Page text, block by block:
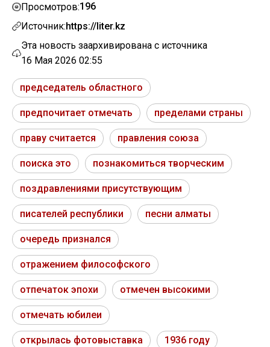
Просмотров:196
Источник:https://liter.kz
Эта новость заархивирована с источника
16 Мая 2026 02:55
председатель областного
предпочитает отмечать пределами страны
праву считается правления союза
поиска это познакомиться творческим
поздравлениями присутствующим
писателей республики песни алматы
очередь признался
отражением философского
отпечаток эпохи отмечен высокими
отмечать юбилеи
открылась фотовыставка 1936 году